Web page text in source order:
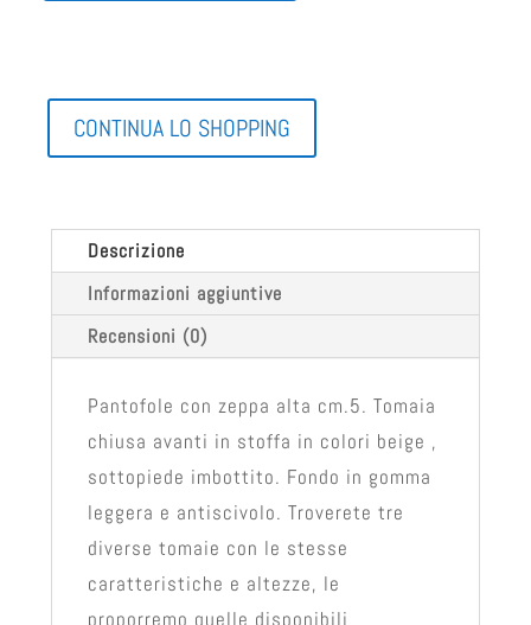
CONTINUA LO SHOPPING
Descrizione
Informazioni aggiuntive
Recensioni (0)
Pantofole con zeppa alta cm.5. Tomaia
chiusa avanti in stoffa in colori beige ,
sottopiede imbottito. Fondo in gomma
leggera e antiscivolo. Troverete tre
diverse tomaie con le stesse
caratteristiche e altezze, le
proporremo quelle disponibili